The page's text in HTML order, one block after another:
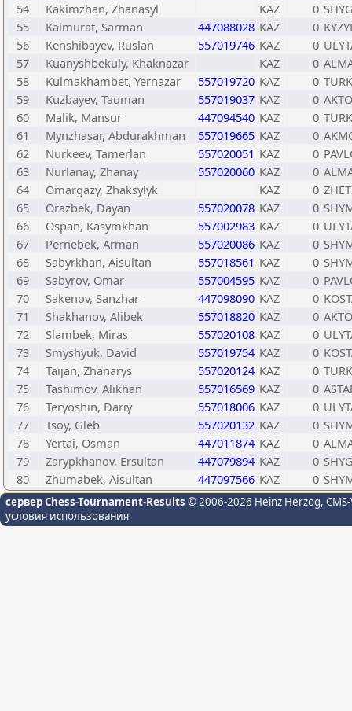
54
Kakimzhan, Zhanasyl KAZ 0
55
Kalmurat, Sarman 447088028 KAZ 0
56
Kenshibayev, Ruslan 557019746 KAZ 0
57
Kuanyshbekuly, Khaknazar KAZ 0
58
Kulmakhambet, Yernazar 557019720 KAZ 0
59
Kuzbayev, Tauman 557019037 KAZ 0
60
Malik, Mansur 447094540 KAZ 0
61
Mynzhasar, Abdurakhman 557019665 KAZ 0
62
Nurkeev, Tamerlan 557020051 KAZ 0
63
Nurlanay, Zhanay 557020060 KAZ 0
64
Omargazy, Zhaksylyk KAZ 0
65
Orazbek, Dayan 557020078 KAZ 0
66
Ospan, Kasymkhan 557002983 KAZ 0
67
Pernebek, Arman 557020086 KAZ 0
68
Sabyrkhan, Aisultan 557018561 KAZ 0
69
Sabyrov, Omar 557004595 KAZ 0
70
Sakenov, Sanzhar 447098090 KAZ 0
71
Shakhanov, Alibek 557018820 KAZ 0
72
Slambek, Miras 557020108 KAZ 0
73
Smyshyuk, David 557019754 KAZ 0
74
Taijan, Zhanarys 557020124 KAZ 0
75
Tashimov, Alikhan 557016569 KAZ 0
76
Teryoshin, Dariy 557018006 KAZ 0
77
Tsoy, Gleb 557020132 KAZ 0
78
Yertai, Osman 447011874 KAZ 0
79
Zarypkhanov, Ersultan 447079894 KAZ 0
80
Zhumabek, Aisultan 447097566 KAZ 0
сервер Chess-Tournament-Results © 2006-2026 Heinz Herzog,
условия использования